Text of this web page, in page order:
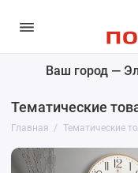
Ваш город —
Тематические
Главная Тематические
Мелочи для дома
Наволочки